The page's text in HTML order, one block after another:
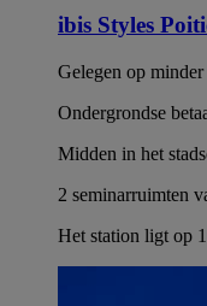
ibis Styles
Gelegen op
Ondergrondse
Midden in het
2 seminarruimten
Het station ligt op